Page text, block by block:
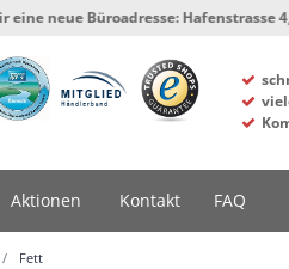
Hafenstrasse 4, 34125
Aktionen Kontakt FAQ
Fett